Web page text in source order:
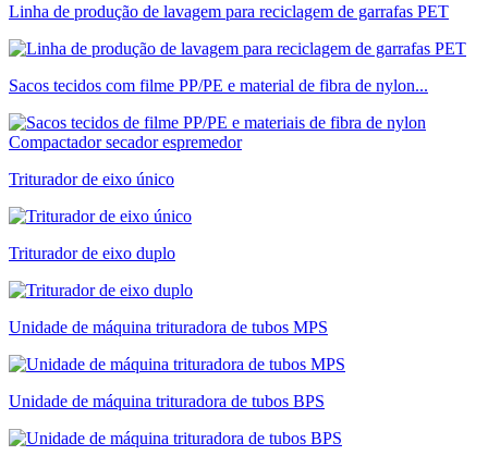
Linha de produção de lavagem para reciclagem de garrafas PET
Sacos tecidos com filme PP/PE e material de fibra de nylon...
Triturador de eixo único
Triturador de eixo duplo
Unidade de máquina trituradora de tubos MPS
Unidade de máquina trituradora de tubos BPS